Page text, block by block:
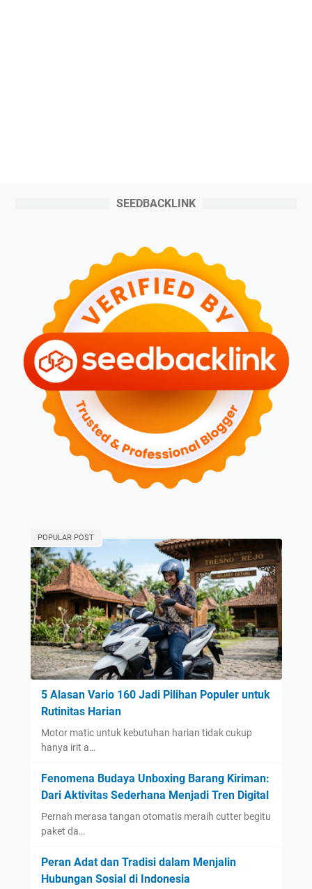
SEEDBACKLINK
POPULAR POST
5 Alasan Vario 160 Jadi Pilihan Populer untuk
Rutinitas Harian
Motor matic untuk kebutuhan harian tidak cukup
hanya irit a…
Fenomena Budaya Unboxing Barang Kiriman:
Dari Aktivitas Sederhana Menjadi Tren Digital
Pernah merasa tangan otomatis meraih cutter begitu
paket da…
Peran Adat dan Tradisi dalam Menjalin
Hubungan Sosial di Indonesia